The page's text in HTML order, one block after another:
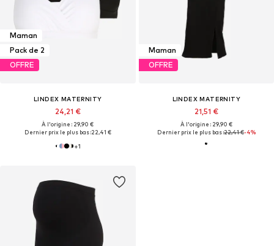
Maman
Pack de 2
OFFRE
LINDEX MATERNITY
24,21 €
À l'origine : 29,90 €
Dernier prix le plus bas :22,41 €
+1
Maman
OFFRE
LINDEX MATERNITY
21,51 €
À l'origine : 29,90 €
Dernier prix le plus bas :22,41 €-4%